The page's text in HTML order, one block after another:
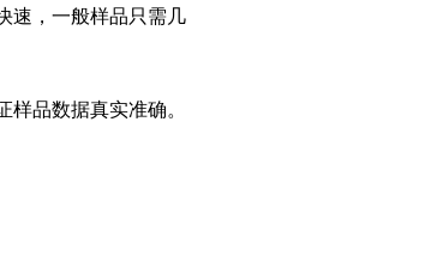
速，一般样品只需几
品数据真实准确。